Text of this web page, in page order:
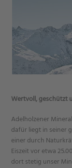
Wertvoll, geschützt
Adelholzener
dafür liegt in seiner
einer durch
Eiszeit vor etwa
dort stetig unser